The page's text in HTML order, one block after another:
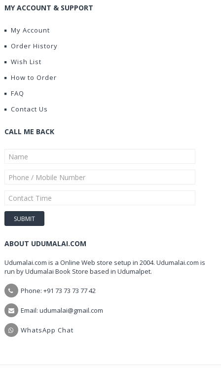
MY ACCOUNT & SUPPORT
My Account
Order History
Wish List
How to Order
FAQ
Contact Us
CALL ME BACK
ABOUT UDUMALAI.COM
Udumalai.com is a Online Web store setup in 2004. Udumalai.com is
run by Udumalai Book Store based in Udumalpet.
Phone: +91 73 73 73 77 42
Email: udumalai@gmail.com
WhatsApp Chat